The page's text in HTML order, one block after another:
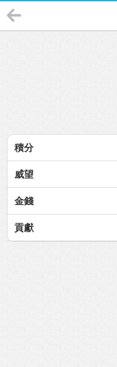
積分
威望
金錢
貢獻